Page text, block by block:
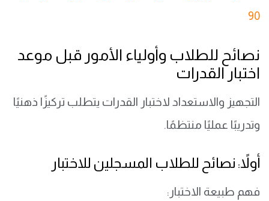
90
نصائح للطلاب وأولياء الأمور قبل موعد
اختبار القدرات
التجهيز والاستعداد لاختبار القدرات يتطلب تركيزًا ذهنيًا
وتدريبًا عمليًا منتظمًا.
أولاً: نصائح للطلاب المسجلين للاختبار
فهم طبيعة الاختبار: